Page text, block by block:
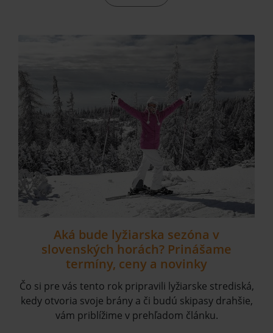
Aká bude lyžiarska sezóna v
slovenských horách? Prinášame
termíny, ceny a novinky
Čo si pre vás tento rok pripravili lyžiarske strediská,
kedy otvoria svoje brány a či budú skipasy drahšie,
vám priblížime v prehľadom článku.